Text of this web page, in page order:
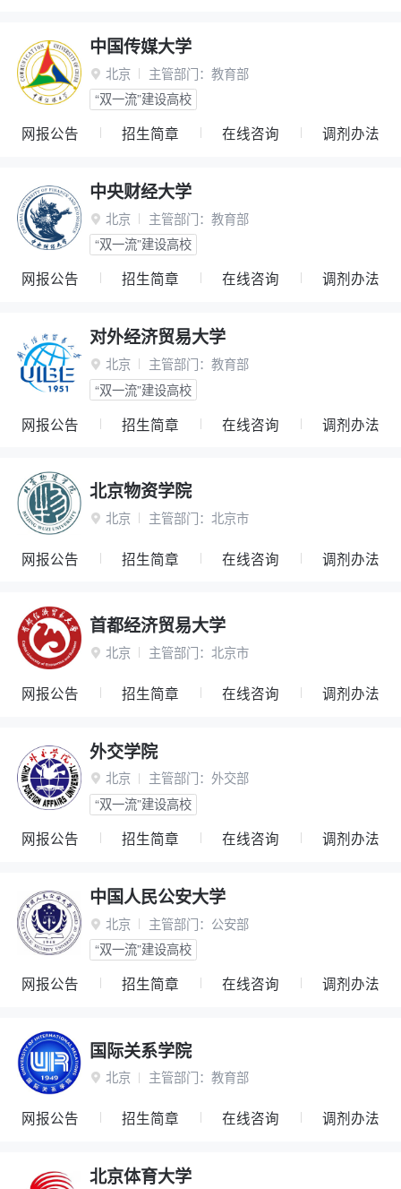
中国传媒大学
 北京 主管部门： 教育部
“双一流”建设高校
网报公告 招生简章 在线咨询 调剂办法
中央财经大学
 北京 主管部门： 教育部
“双一流”建设高校
网报公告 招生简章 在线咨询 调剂办法
对外经济贸易大学
 北京 主管部门： 教育部
“双一流”建设高校
网报公告 招生简章 在线咨询 调剂办法
北京物资学院
 北京 主管部门： 北京市
网报公告 招生简章 在线咨询 调剂办法
首都经济贸易大学
 北京 主管部门： 北京市
网报公告 招生简章 在线咨询 调剂办法
外交学院
 北京 主管部门： 外交部
“双一流”建设高校
网报公告 招生简章 在线咨询 调剂办法
中国人民公安大学
 北京 主管部门： 公安部
“双一流”建设高校
网报公告 招生简章 在线咨询 调剂办法
国际关系学院
 北京 主管部门： 教育部
网报公告 招生简章 在线咨询 调剂办法
北京体育大学